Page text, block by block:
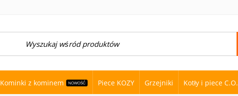
Kominki z kominem NOWOŚĆ Piece KOZY Grzejniki Kotły i piece C.O.